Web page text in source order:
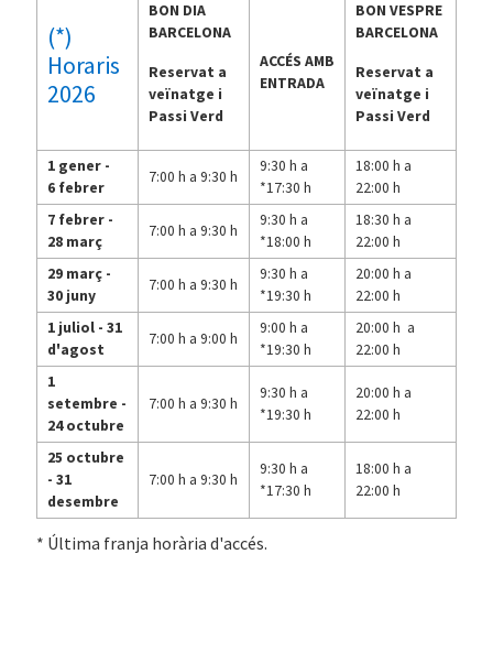
(*)
Horaris
2026
BON DIA
BARCELONA
Reservat a
veïnatge i
Passi Verd
ACCÉS AMB
ENTRADA
BON VESPRE
BARCELONA
Reservat a
veïnatge i
Passi Verd
1 gener -
6 febrer
7:00 h a 9:30 h
9:30 h a
*17:30 h
18:00 h a
22:00 h
7 febrer -
28 març
7:00 h a 9:30 h
9:30 h a
*18:00 h
18:30 h a
22:00 h
29 març -
30 juny
7:00 h a 9:30 h
9:30 h a
*19:30 h
20:00 h a
22:00 h
1 juliol - 31
d'agost
7:00 h a 9:00 h
9:00 h a
*19:30 h
20:00 h a
22:00 h
1
setembre -
24 octubre
7:00 h a 9:30 h
9:30 h a
*19:30 h
20:00 h a
22:00 h
25 octubre
- 31
desembre
7:00 h a 9:30 h
9:30 h a
*17:30 h
18:00 h a
22:00 h
* Última franja horària d'accés.